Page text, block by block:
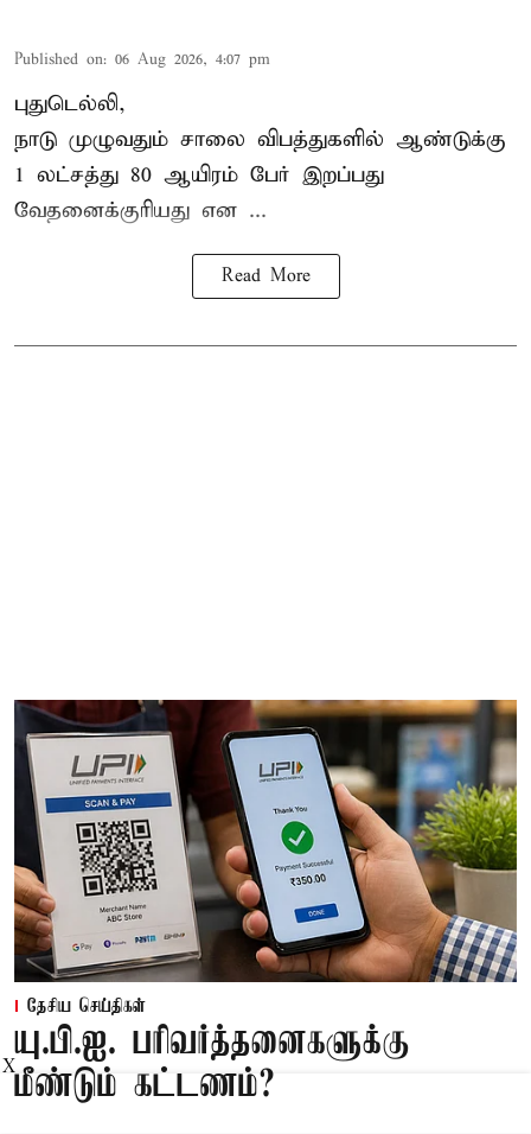
Published on: 06 Aug 2026, 4:07 pm
புதுடெல்லி,
நாடு முழுவதும் சாலை விபத்துகளில் ஆண்டுக்கு
1 லட்சத்து 80 ஆயிரம் பேர் இறப்பது
வேதனைக்குரியது என ...
Read More
தேசிய செய்திகள்
யு.பி.ஐ. பரிவர்த்தனைகளுக்கு
மீண்டும் கட்டணம்?
X